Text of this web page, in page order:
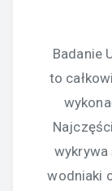
Badanie
to
wykrywa
wodniaki